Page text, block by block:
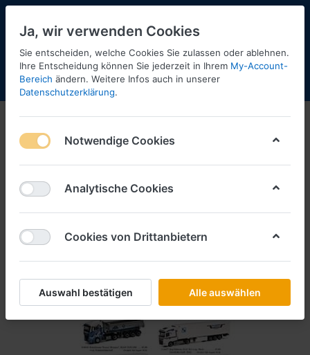
Menü Anmelden Shopaktualisierung
Schlüter Sortiment
Info Juni 2024 - Vorbestellungen
Ja, wir verwenden Cookies
Sie entscheiden, welche Cookies Sie zulassen oder ablehnen.
Ihre Entscheidung können Sie jederzeit in Ihrem My-Account-
Bereich ändern. Weitere Infos auch in unserer
Datenschutzerklärung.
Notwendige Cookies
Analytische Cookies
Cookies von Drittanbietern
Auswahl bestätigen Alle auswählen